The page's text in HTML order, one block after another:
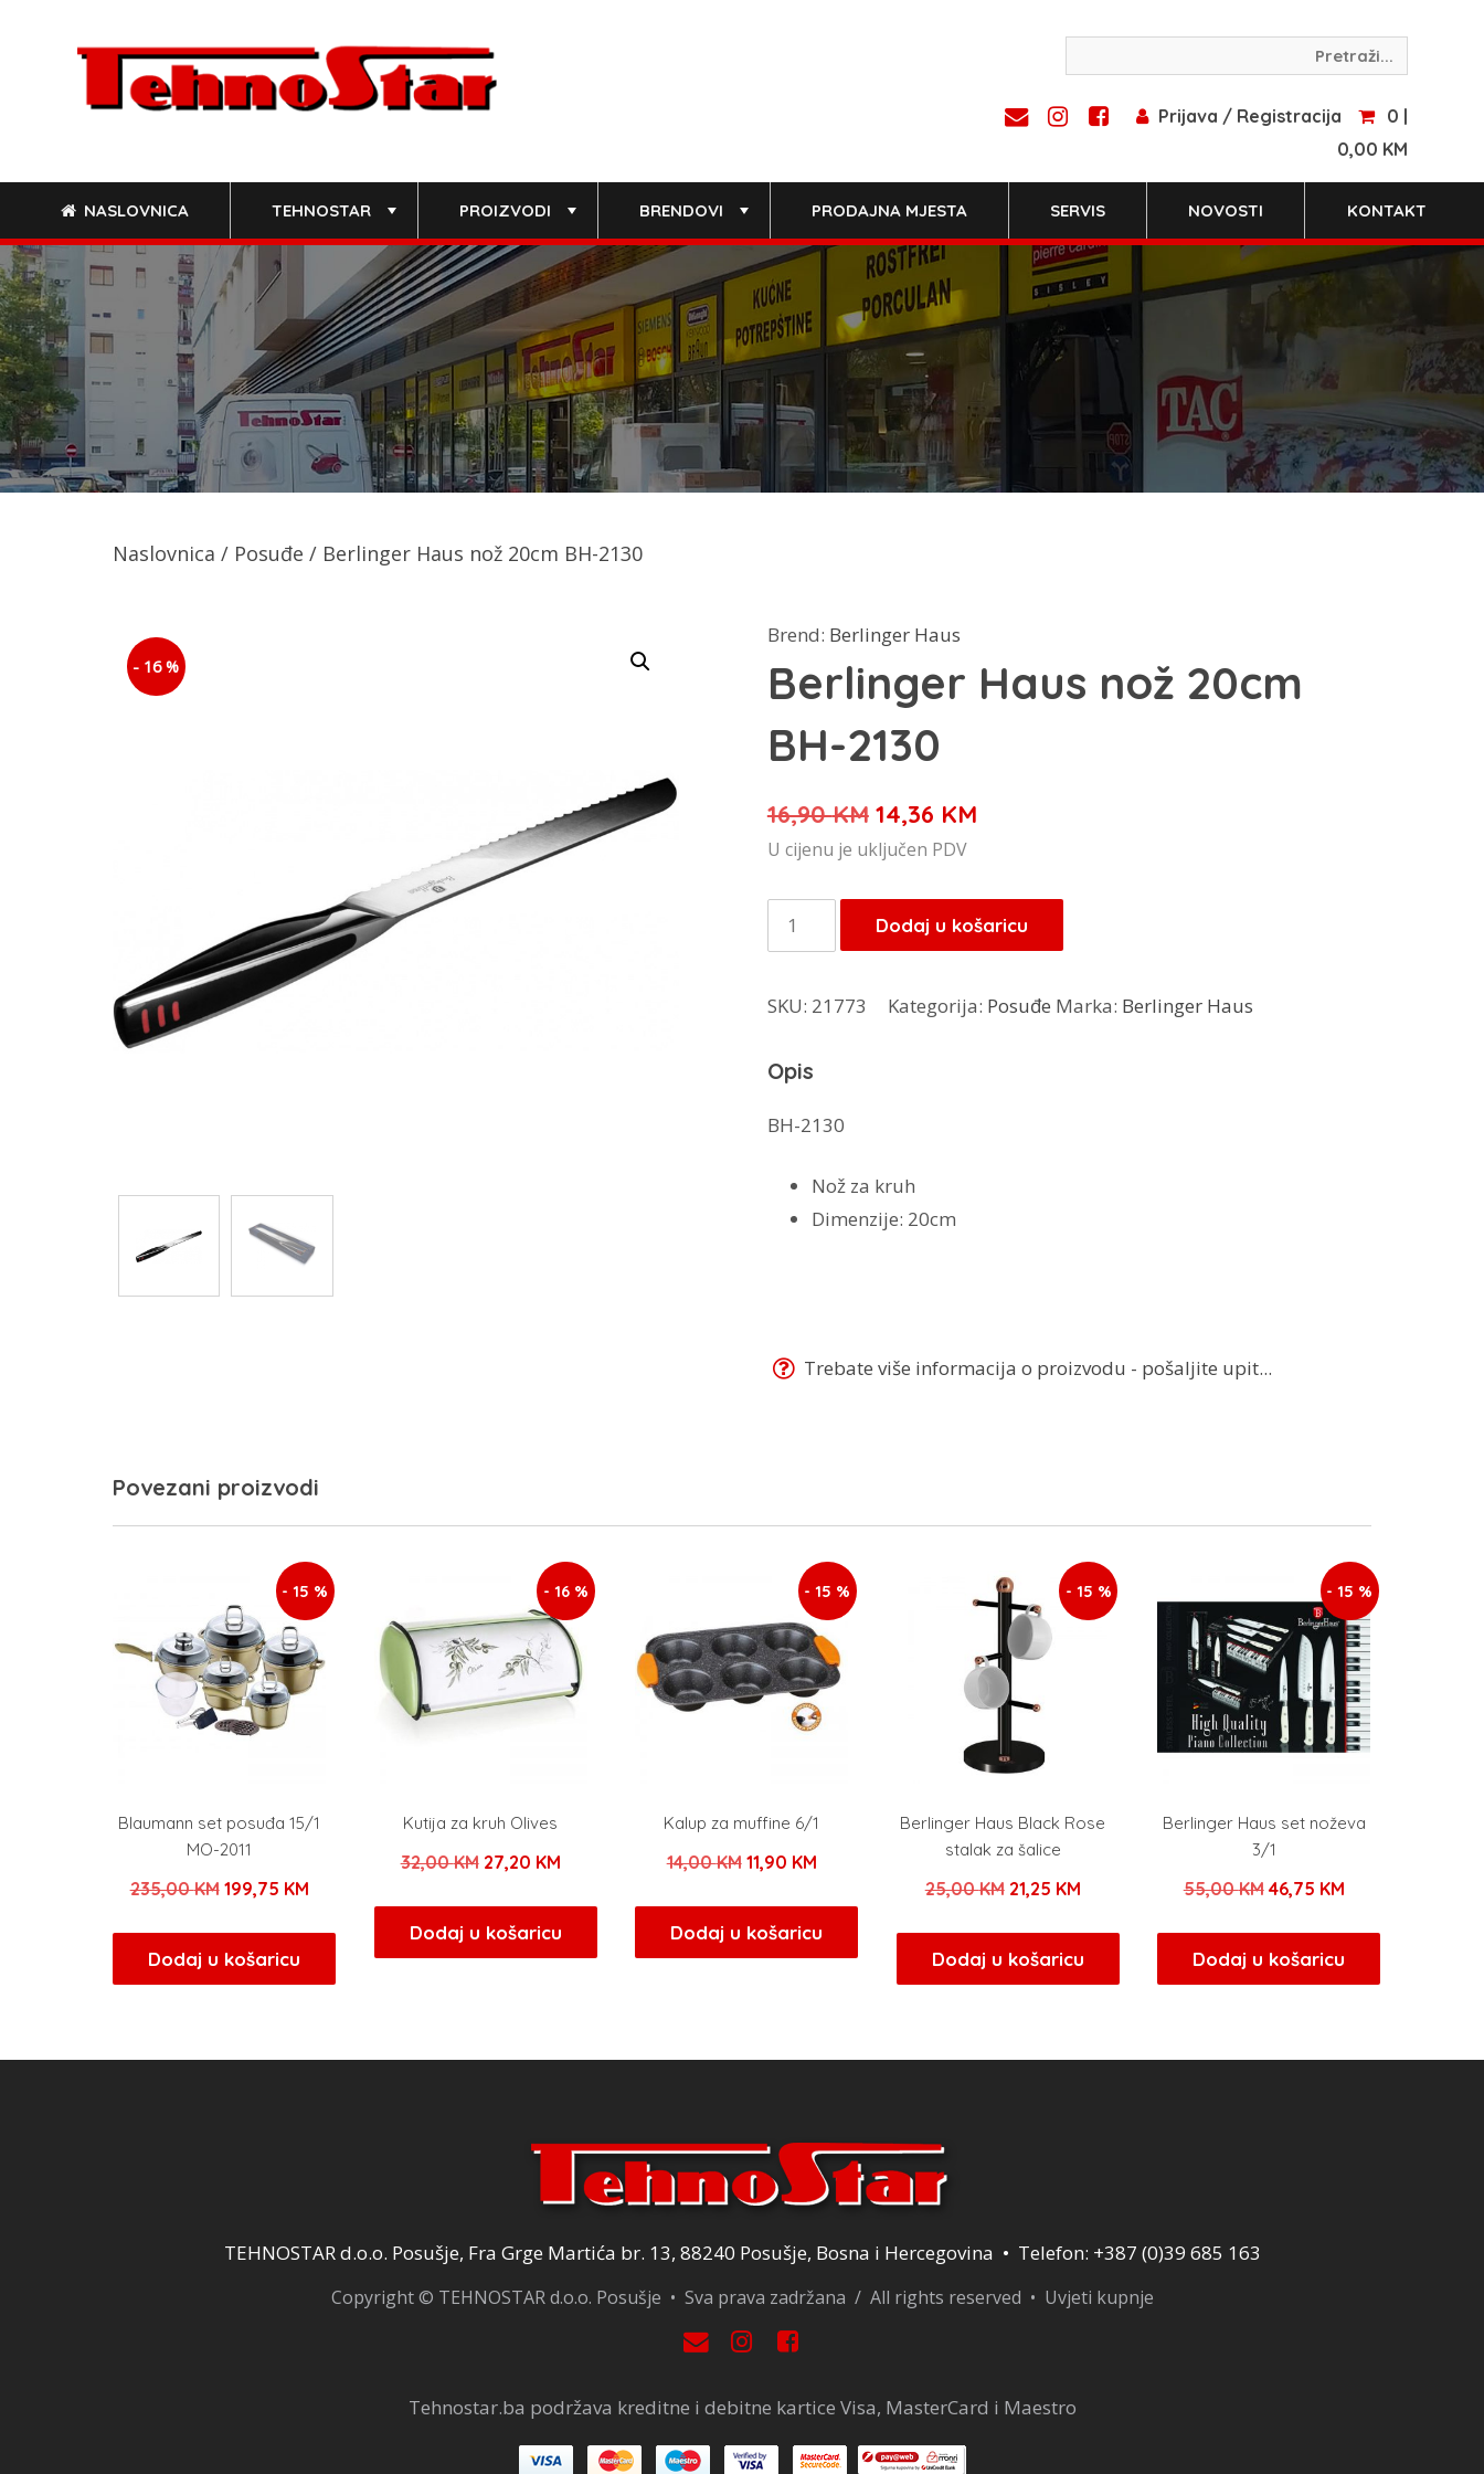
Prijava / Registracija
0 |
0,00 KM
NASLOVNICA TEHNOSTAR PROIZVODI BRENDOVI PRODAJNA MJESTA SERVIS NOVOSTI KONTAKT
Naslovnica / Posuđe / Berlinger Haus nož 20cm BH-2130
- 16 %
Brend: Berlinger Haus
Berlinger Haus nož 20cm
BH-2130
16,90KM Izvorna
cijena
je:
16,90 KM.
14,36 KMTrenutna
14,36 KM.
U cijenu je uključen PDV
Berlinger
Haus
20cm
2130
Dodaj u košaricu
SKU: 21773 Kategorija: Posuđe Marka: Berlinger Haus
Opis
BH-2130
Nož za kruh
Dimenzije: 20cm
Trebate više informacija o proizvodu - pošaljite upit...
Povezani proizvodi
- 15 %
Blaumann set posuđa 15/1
MO-2011
235,00KM Izvorna
bila
je:
199,75 KMTrenutna
199,75 KM.
Dodaj u košaricu
- 16 %
Kutija za kruh Olives
32,00KM Izvorna
bila
je:
27,20 KMTrenutna
je:
27,20 KM.
Dodaj u košaricu
- 15 %
Kalup za muffine 6/1
14,00KM Izvorna
bila
je:
11,90 KMTrenutna
je:
11,90 KM.
Dodaj u košaricu
- 15 %
Berlinger Haus Black Rose
stalak za šalice
25,00KM Izvorna
bila
je:
21,25 KMTrenutna
je:
21,25 KM.
Dodaj u košaricu
- 15 %
Berlinger Haus set noževa
3/1
55,00KM Izvorna
bila
je:
46,75 KMTrenutna
je:
46,75 KM.
Dodaj u košaricu
TEHNOSTAR d.o.o. Posušje, Fra Grge Martića br. 13, 88240 Posušje, Bosna i Hercegovina • Telefon: +387 (0)39 685 163
Copyright © TEHNOSTAR d.o.o. Posušje • Sva prava zadržana / All rights reserved • Uvjeti kupnje
Tehnostar.ba podržava kreditne i debitne kartice Visa, MasterCard i Maestro